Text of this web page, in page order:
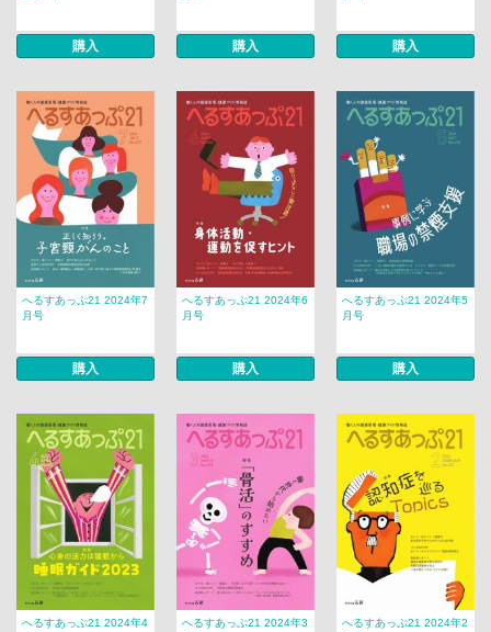
購入 購入 購入
へるすあっぷ21 2024年7
月号
購入
へるすあっぷ21 2024年6
月号
購入
へるすあっぷ21 2024年5
月号
購入
へるすあっぷ21 2024年4
へるすあっぷ21 2024年3
へるすあっぷ21 2024年2